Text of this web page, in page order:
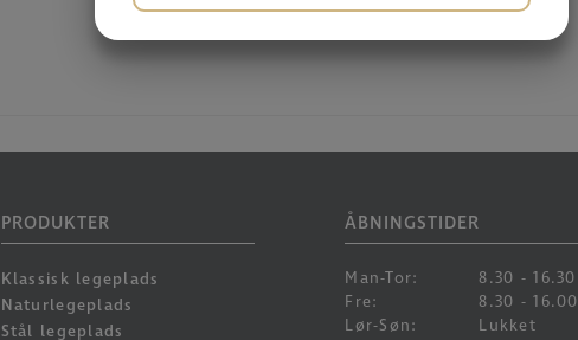
PRODUKTER
Klassisk legeplads
Naturlegeplads
Stål legeplads
ÅBNINGSTIDER
Man-Tor:
8.30 - 16.30
Fre:
8.30 - 16.00
Lør-Søn:
Lukket